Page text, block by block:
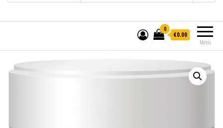
Menü
0
€0.00